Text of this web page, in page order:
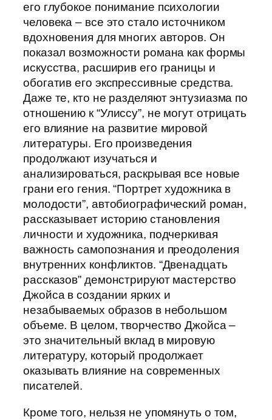
его глубокое понимание психологии
человека – все это стало источником
вдохновения для многих авторов. Он
показал возможности романа как формы
искусства, расширив его границы и
обогатив его экспрессивные средства.
Даже те, кто не разделяют энтузиазма по
отношению к “Улиссу”, не могут отрицать
его влияние на развитие мировой
литературы. Его произведения
продолжают изучаться и
анализироваться, раскрывая все новые
грани его гения. “Портрет художника в
молодости”, автобиографический роман,
рассказывает историю становления
личности и художника, подчеркивая
важность самопознания и преодоления
внутренних конфликтов. “Двенадцать
рассказов” демонстрируют мастерство
Джойса в создании ярких и
незабываемых образов в небольшом
объеме. В целом, творчество Джойса –
это значительный вклад в мировую
литературу, который продолжает
оказывать влияние на современных
писателей.
Кроме того, нельзя не упомянуть о том,